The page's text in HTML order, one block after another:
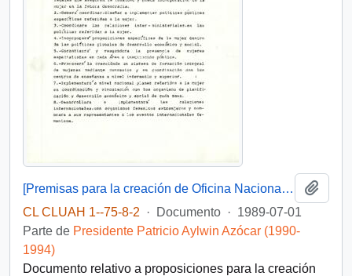
[Premisas para la creación de Oficina Nacional de la Mujer]
CL CLUAH 1--75-8-2
· Documento · 1989-07-01
Parte de Presidente Patricio Aylwin Azócar (1990-
1994)
Documento relativo a proposiciones para la creación